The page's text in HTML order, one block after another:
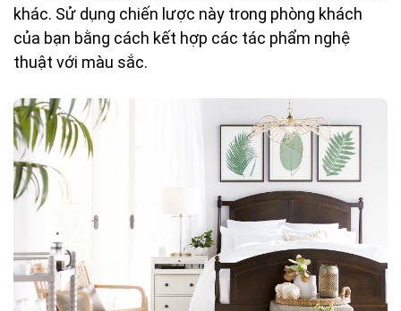
khác. Sử dụng chiến lược này trong phòng khách
của bạn bằng cách kết hợp các tác phẩm nghệ
thuật với màu sắc.